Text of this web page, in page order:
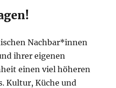
Nachbar*innen
ihrer eigenen
einen viel höheren
Kultur, Küche und